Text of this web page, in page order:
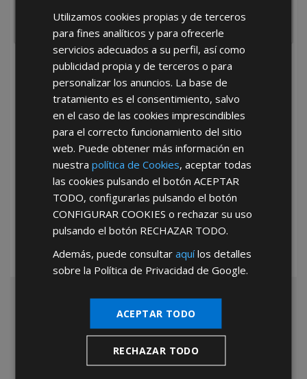
He leído y acepto la Política de Privacidad
*Abstenerse particulares, sólo venta a tiendas y empresas minoristas y
Utilizamos cookies propias y de terceros
para fines analíticos y para ofrecerle
servicios adecuados a su perfil, así como
publicidad propia y de terceros o para
personalizar los anuncios. La base de
tratamiento es el consentimiento, salvo
en el caso de las cookies imprescindibles
para el correcto funcionamiento del sitio
web. Puede obtener más información en
nuestrapolítica de Cookies, aceptar todas
las cookies pulsando el botónACEPTAR
TODO, configurarlas pulsando el botón
CONFIGURAR COOKIES o rechazar su uso
pulsando el botón RECHAZAR TODO.
Además, puede consultaraquílos detalles
sobre la Política de Privacidad de Google.
ACEPTAR TODO
RECHAZAR TODO